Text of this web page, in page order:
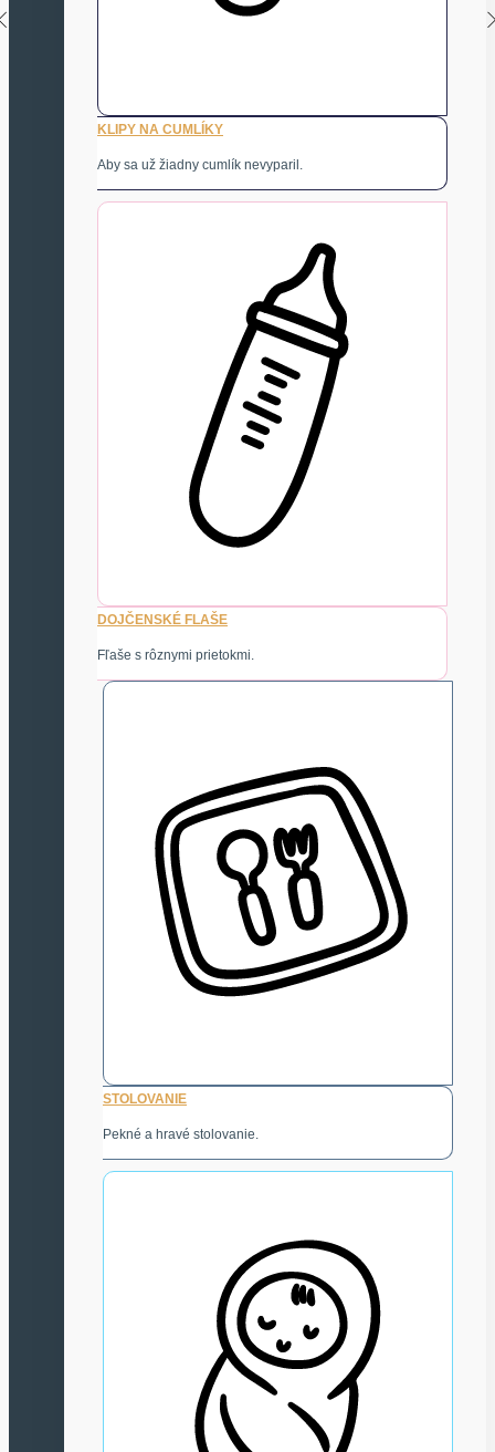
KLIPY NA CUMLÍKY
Aby sa už žiadny cumlík nevyparil.
DOJČENSKÉ FLAŠE
Fľaše s rôznymi prietokmi.
STOLOVANIE
Pekné a hravé stolovanie.